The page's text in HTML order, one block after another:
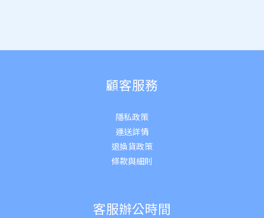
顧客服務
隱私政策
運送詳情
退換貨政策
條款與細則
客服辦公時間